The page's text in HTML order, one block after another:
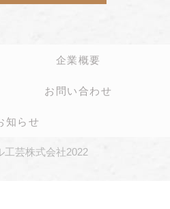
企業概要
お問い合わせ
知らせ
工芸株式会社2022